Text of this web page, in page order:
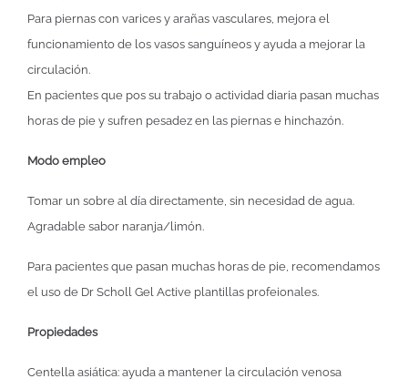
Para piernas con varices y arañas vasculares, mejora el
funcionamiento de los vasos sanguíneos y ayuda a mejorar la
circulación.
En pacientes que pos su trabajo o actividad diaria pasan muchas
horas de pie y sufren pesadez en las piernas e hinchazón.
Modo empleo
Tomar un sobre al día directamente, sin necesidad de agua.
Agradable sabor naranja/limón.
Para pacientes que pasan muchas horas de pie, recomendamos
el uso de Dr Scholl Gel Active plantillas profeionales.
Propiedades
Centella asiática: ayuda a mantener la circulación venosa